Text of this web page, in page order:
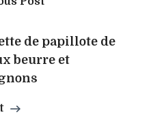
de papillote de
beurre et